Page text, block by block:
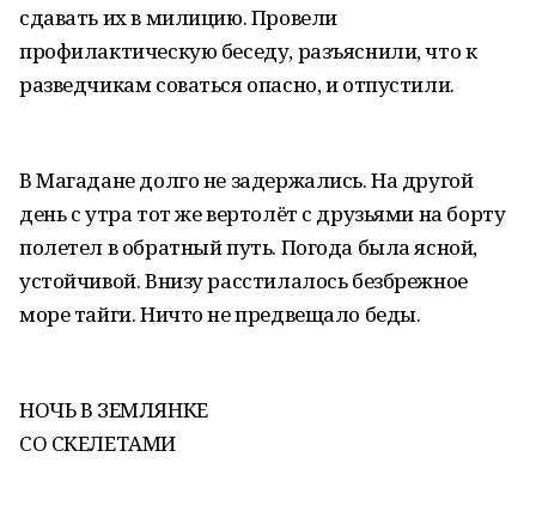
сдавать их в милицию. Провели
профилактическую беседу, разъяснили, что к
разведчикам соваться опасно, и отпустили.
В Магадане долго не задержались. На другой
день с утра тот же вертолёт с друзьями на борту
полетел в обратный путь. Погода была ясной,
устойчивой. Внизу расстилалось безбрежное
море тайги. Ничто не предвещало беды.
НОЧЬ В ЗЕМЛЯНКЕ
СО СКЕЛЕТАМИ